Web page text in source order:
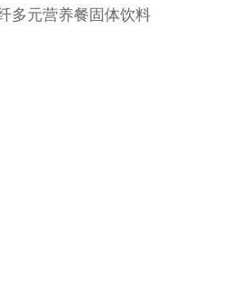
多元营养餐固体饮料